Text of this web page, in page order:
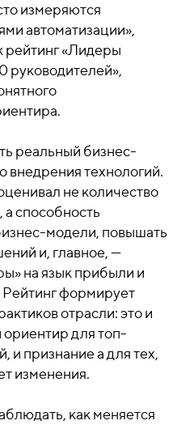
измеряются
автоматизации»,
рейтинг «Лидеры
реальный бизнес-
внедрения технологий.
не количество
способность
модели, повышать
и, главное, —
на язык прибыли и
формирует
отрасли: это и
ориентир для топ-
и признание а для тех,
изменения.
как меняется